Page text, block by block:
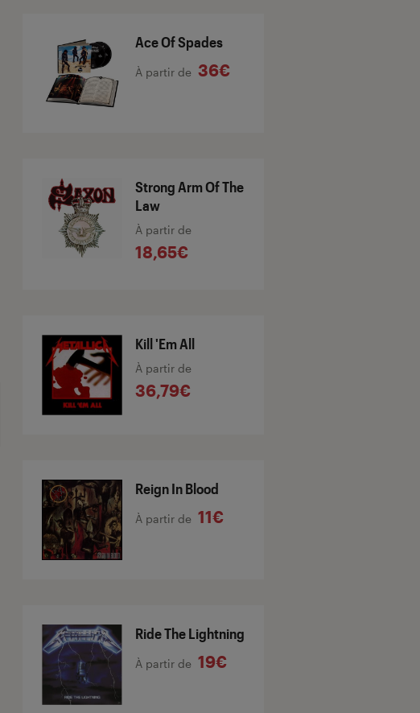
Ace Of Spades
À partir de 36€
Strong Arm Of The
Law
À partir de
18,65€
Kill 'Em All
À partir de
36,79€
Reign In Blood
À partir de 11€
Ride The Lightning
À partir de 19€